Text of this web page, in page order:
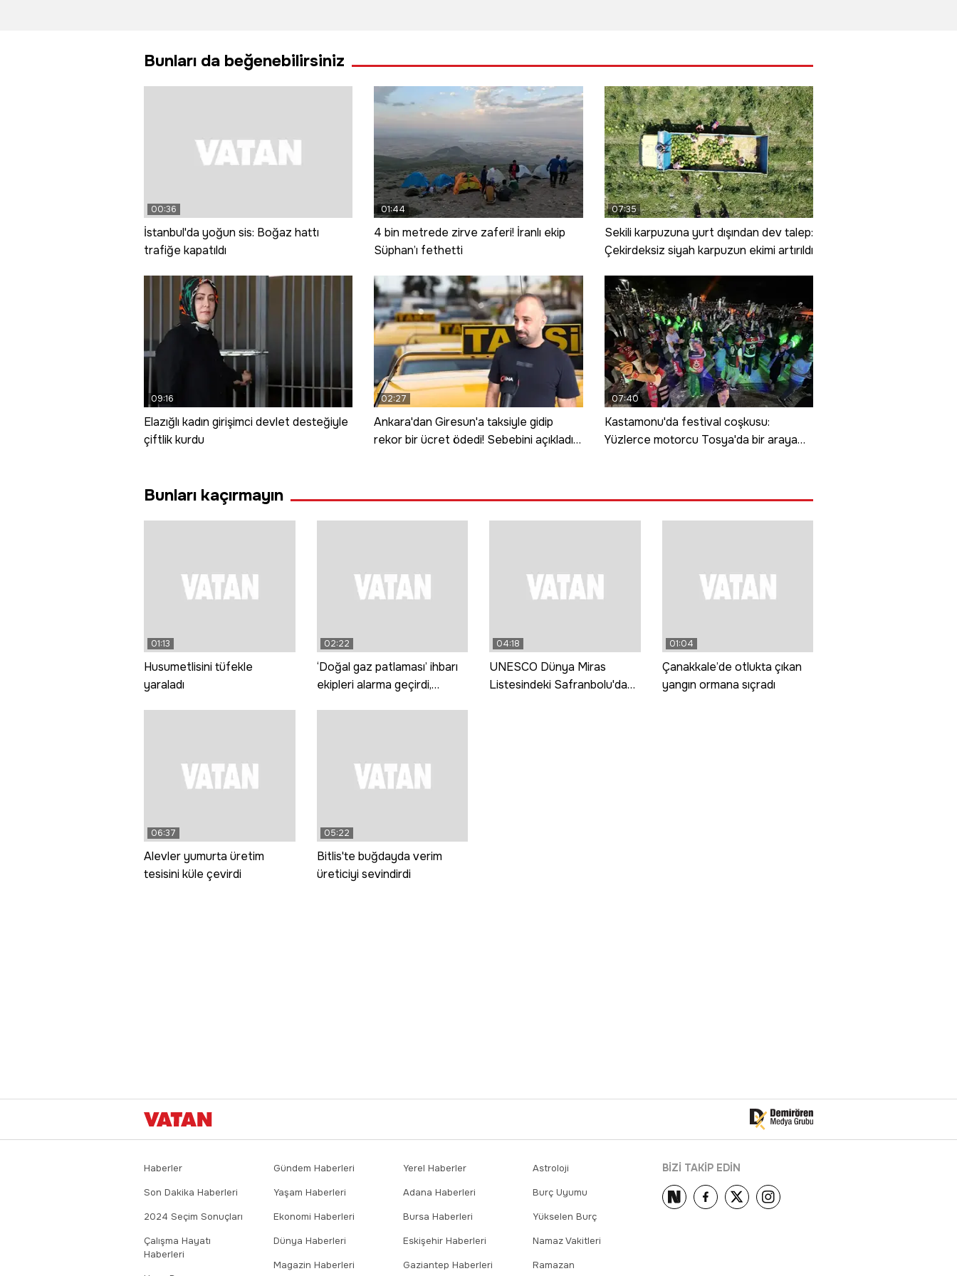
başka çıktı
bin 258 kişi
konakladı
Bunları da beğenebilirsiniz
00:36
İstanbul'da yoğun sis: Boğaz hattı
trafiğe kapatıldı
01:44
4 bin metrede zirve zaferi! İranlı ekip
Süphan’ı fethetti
07:35
Sekili karpuzuna yurt dışından dev talep:
Çekirdeksiz siyah karpuzun ekimi artırıldı
09:16
Elazığlı kadın girişimci devlet desteğiyle
çiftlik kurdu
02:27
Ankara'dan Giresun'a taksiyle gidip
rekor bir ücret ödedi! Sebebini açıkladı;
07:40
Kastamonu'da festival coşkusu:
Yüzlerce motorcu Tosya'da bir araya
Bunları kaçırmayın
01:13
Husumetlisini tüfekle
yaraladı
02:22
‘Doğal gaz patlaması’ ihbarı
ekipleri alarma geçirdi,
04:18
UNESCO Dünya Miras
Listesindeki Safranbolu'da
01:04
Çanakkale’de otlukta çıkan
yangın ormana sıçradı
06:37
Alevler yumurta üretim
tesisini küle çevirdi
05:22
Bitlis'te buğdayda verim
üreticiyi sevindirdi
Haberler
Son Dakika Haberleri
2024 Seçim Sonuçları
Çalışma Hayatı
Haberleri
Gündem Haberleri
Yaşam Haberleri
Ekonomi Haberleri
Dünya Haberleri
Magazin Haberleri
Yerel Haberler
Adana Haberleri
Bursa Haberleri
Eskişehir Haberleri
Gaziantep Haberleri
Astroloji
Burç Uyumu
Yükselen Burç
Namaz Vakitleri
Ramazan
BİZİ TAKİP EDİN